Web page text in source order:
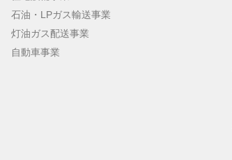
石油・LPガス輸送事業
灯油ガス配送事業
自動車事業